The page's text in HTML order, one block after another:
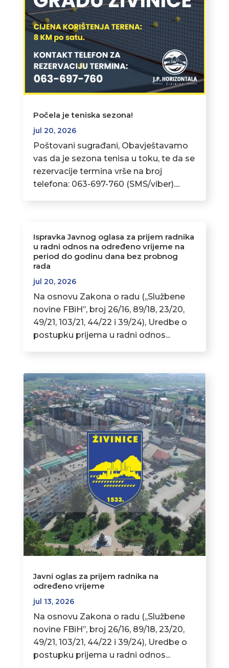
Počela je teniska sezona!
jul 20, 2026
Poštovani sugrađani, Obavještavamo
vas da je sezona tenisa u toku, te da se
rezervacije termina vrše na broj
telefona: 063-697-760 (SMS/viber)....
Ispravka Javnog oglasa za prijem radnika
u radni odnos na određeno vrijeme na
period do godinu dana bez probnog
rada
jul 20, 2026
Na osnovu Zakona o radu (,,Službene
novine FBiH’’, broj 26/16, 89/18, 23/20,
49/21, 103/21, 44/22 i 39/24), Uredbe o
postupku prijema u radni odnos...
Javni oglas za prijem radnika na
određeno vrijeme
jul 13, 2026
Na osnovu Zakona o radu (,,Službene
novine FBiH’’, broj 26/16, 89/18, 23/20,
49/21, 103/21, 44/22 i 39/24), Uredbe o
postupku prijema u radni odnos...